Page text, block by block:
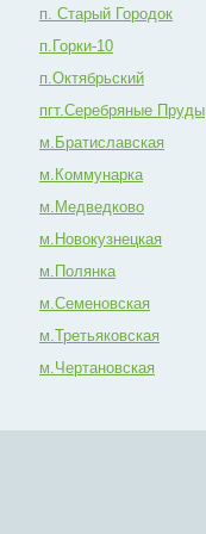
п. Старый Городок
п.Горки-10
п.Октябрьский
пгт.Серебряные Пруды
м.Братиславская
м.Коммунарка
м.Медведково
м.Новокузнецкая
м.Полянка
м.Семеновская
м.Третьяковская
м.Чертановская